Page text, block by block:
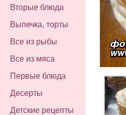
Вторые блюда
Выпечка, торты
Все из рыбы
Все из мяса
Первые блюда
Десерты
Детские рецепты